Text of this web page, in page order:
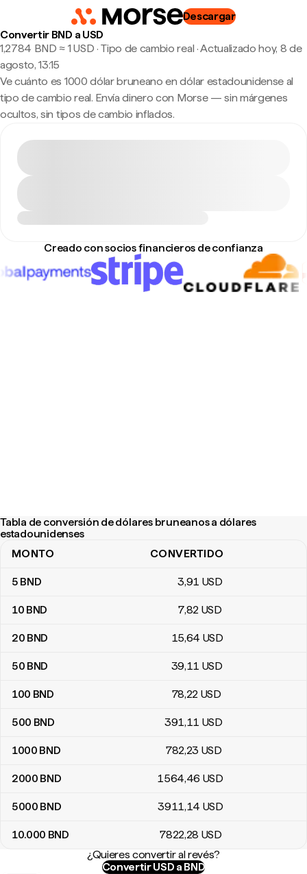
Descargar
Convertir BND a USD
1,2784 BND ≈ 1 USD · Tipo de cambio real ·Actualizado hoy, 8 de
agosto, 13:15
Ve cuánto es 1000 dólar bruneano en dólar estadounidense al
tipo de cambio real. Envía dinero con Morse — sin márgenes
ocultos, sin tipos de cambio inflados.
Creado con socios financieros de confianza
Tabla de conversión de dólares bruneanos a dólares
estadounidenses
Tabla de conversión de dólares bruneanos a dólares
MONTO CONVERTIDO
5 BND 3,91 USD
10 BND 7,82 USD
20 BND 15,64 USD
50 BND 39,11 USD
100 BND 78,22 USD
500 BND 391,11 USD
1000 BND 782,23 USD
2000 BND 1564,46 USD
5000 BND 3911,14 USD
10.000 BND 7822,28 USD
¿Quieres convertir al revés?
Convertir USD a BND